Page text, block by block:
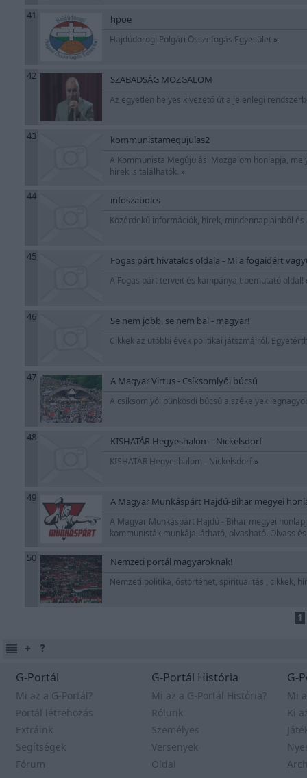
41 hpoe
Hajdúdorogi Polgári Összefogás Egyesület »
42 SZABADSÁG MOZGALOM
Az egyetlen helyes kivezető út a jelenlegi
43 kommunistamegujulas2
A Kommunista Megújulási Mozgalom honlapja,
hírek is találhatók. »
44 infoszabolcs
Közérdekű információk, hírek, mindennapjainból
45 Fogas párt hivatalos oldala - Mi a fogaidért
A Fogas párt terveit és kampányait bemutató oldal!
46 Se nem jobb, se nem bal - magyar!
Cikkek az utóbbi évek politikai játszmáiról.
47 A Magyar Virtus - Csíksomlyói búcsú
A csíksomlyói pünkösdi búcsú a székelyek
48 KISHATÁR Hegyeshalom - Nickelsdorf
KISHATÁR Hegyeshalom - Nickelsdorf »
49 A Magyar Munkáspárt Hajdú-Bihar megyei
A Magyar Munkáspárt Hajdú - Bihar megyei
kommunisták munkája látható, olvasható. Olvass
50 Nemzeti portál magyaroknak!
Nemzeti politika, őstörténet, spiritualitás , cikkek,
1
G-Portál
Mi az a G-Portál?
Portál létrehozás
Extráink
Segítségek
Fórum
G-Portál História
Mi az a G-Portál História?
Rólunk
Személyes
Versenyek
Oldal
G-
Mi
Ki